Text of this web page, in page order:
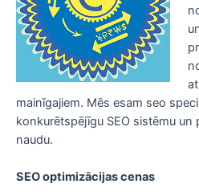
mainīgajiem. Mēs esam seo
konkurētspējīgu SEO sistēmu
naudu.
SEO optimizācijas cenas